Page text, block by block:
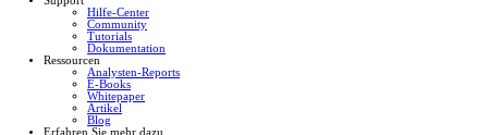
Hilfe-Center
Community
Tutorials
Dokumentation
Ressourcen
Analysten-Reports
E-Books
Whitepaper
Artikel
Blog
Erfahren Sie mehr dazu